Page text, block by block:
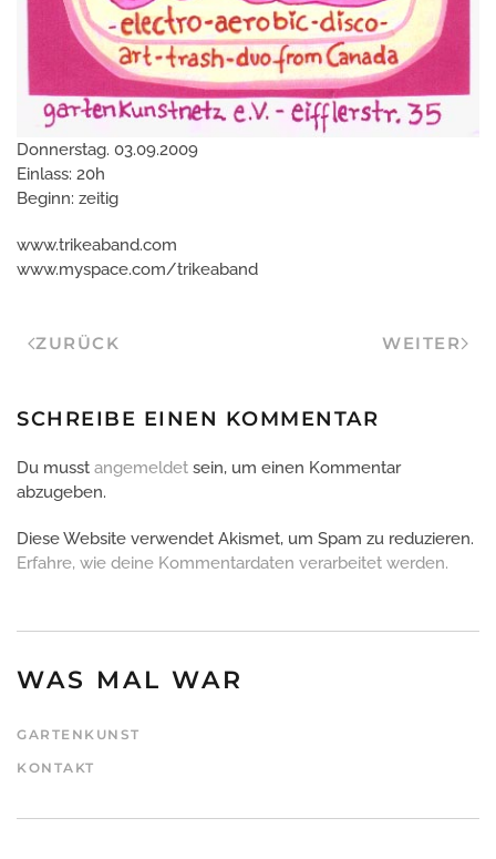
Donnerstag. 03.09.2009
Einlass: 20h
Beginn: zeitig
www.trikeaband.com
www.myspace.com/trikeaband
ZURÜCK WEITER
SCHREIBE EINEN KOMMENTAR
Du musst angemeldet sein, um einen Kommentar
abzugeben.
Diese Website verwendet Akismet, um Spam zu reduzieren.
Erfahre, wie deine Kommentardaten verarbeitet werden.
WAS MAL WAR
GARTENKUNST
KONTAKT